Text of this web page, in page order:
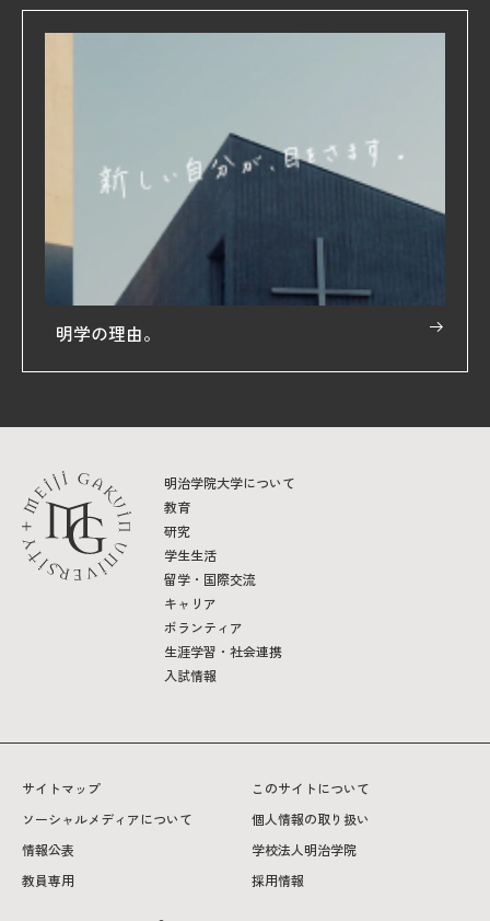
明学の理由。
明治学院大学について
教育
研究
学生生活
留学・国際交流
キャリア
ボランティア
生涯学習・社会連携
入試情報
サイトマップ
このサイトについて
ソーシャルメディアについて
個人情報の取り扱い
情報公表
学校法人明治学院
教員専用
採用情報